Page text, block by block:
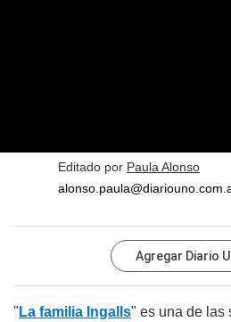
Editado por Paula Alonso
Agregar Diario
" La familia Ingalls" es una de las